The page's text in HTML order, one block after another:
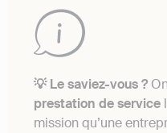
💡 Le saviez-vous ?
prestation de service
mission qu’une